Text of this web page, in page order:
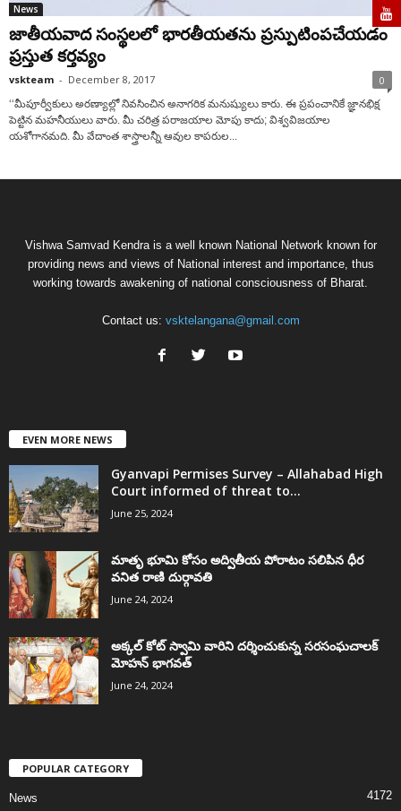
News
జాతీయవాద సంస్థలలో భారతీయతను ప్రస్పుటింపచేయడం
ప్రస్తుత కర్తవ్యం
vskteam - December 8, 2017 0
‘‘మీపూర్వీకులు అరణ్యాల్లో నివసించిన అనాగరిక మనుష్యులు కారు. ఈ ప్రపంచానికే జ్ఞానభిక్ష
పెట్టిన మహనీయులు వారు. మీ చరిత్ర పరాజయాల మోపు కాదు; విశ్వవిజయాల
యశోగానమది. మీ వేదాంత శాస్త్రాలన్నీ ఆవుల కాపరుల...
Vishwa Samvad Kendra is a well known National Network known for
providing news and views of National interest and importance, thus
working towards awakening of national consciousness of Bharat.
Contact us: vsktelangana@gmail.com
EVEN MORE NEWS
Gyanvapi Permises Survey – Allahabad High
Court informed of threat to...
June 25, 2024
మాతృ భూమి కోసం అద్వితీయ పోరాటం సలిపిన ధీర
వనిత రాణి దుర్గావతి
June 24, 2024
అక్కల్‌ కోట్‌ స్వామి వారిని దర్శించుకున్న సరసంఘచాలక్
మోహన్ భాగవత్
June 24, 2024
POPULAR CATEGORY
News 4172